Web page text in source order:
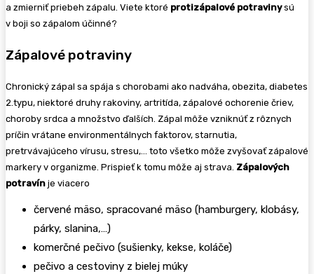
a zmierniť priebeh zápalu. Viete ktoré protizápalové potravinysú
v boji so zápalom účinné?
Zápalové potraviny
Chronický zápal sa spája s chorobami ako nadváha, obezita, diabetes
2.typu, niektoré druhy rakoviny, artritída, zápalové ochorenie čriev,
choroby srdca a množstvo ďalších. Zápal môže vzniknúť z rôznych
príčin vrátane environmentálnych faktorov, starnutia,
pretrvávajúceho vírusu, stresu,… toto všetko môže zvyšovať zápalové
markery v organizme. Prispieť k tomu môže aj strava. Zápalových
potravín je viacero
červené mäso, spracované mäso (hamburgery, klobásy,
párky, slanina,…)
komerčné pečivo (sušienky, kekse, koláče)
pečivo a cestoviny z bielej múky